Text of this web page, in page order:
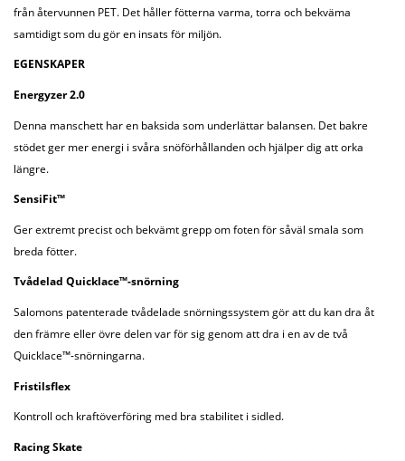
från återvunnen PET. Det håller fötterna varma, torra och bekväma
samtidigt som du gör en insats för miljön.
EGENSKAPER
Energyzer 2.0
Denna manschett har en baksida som underlättar balansen. Det bakre
stödet ger mer energi i svåra snöförhållanden och hjälper dig att orka
längre.
SensiFit™
Ger extremt precist och bekvämt grepp om foten för såväl smala som
breda fötter.
Tvådelad Quicklace™-snörning
Salomons patenterade tvådelade snörningssystem gör att du kan dra åt
den främre eller övre delen var för sig genom att dra i en av de två
Quicklace™-snörningarna.
Fristilsflex
Kontroll och kraftöverföring med bra stabilitet i sidled.
Racing Skate